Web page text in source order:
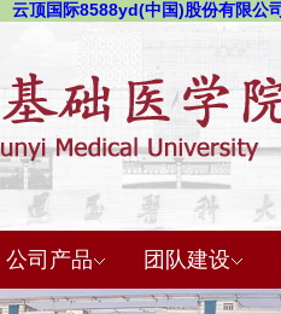
云顶国际8588yd(中国)股份有限
公司产品 团队建设